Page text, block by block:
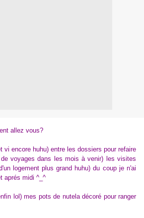
allez vous?
vi encore huhu) entre les dossiers pour refaire
voyages dans les mois à venir) les visites
logement plus grand huhu) du coup je n'ai
aprés midi ^_^
lol) mes pots de nutela décoré pour ranger